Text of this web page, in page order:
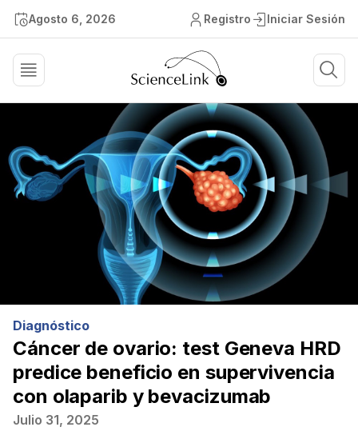
Agosto 6, 2026 Registro Iniciar Sesión
Diagnóstico
Cáncer de ovario: test Geneva HRD
predice beneficio en supervivencia
con olaparib y bevacizumab
Julio 31, 2025